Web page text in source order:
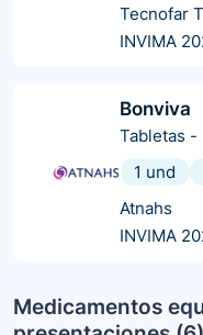
Tecnofar
INVIMA
Bonviva
Tabletas -
1 und
Atnahs
INVIMA
Medicamentos